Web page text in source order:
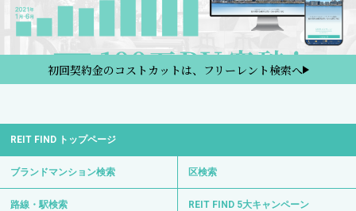
初回契約金のコストカットは、フリーレント検索へ
REIT FIND トップページ
ブランドマンション検索 区検索
路線・駅検索 REIT FIND 5大キャンペーン